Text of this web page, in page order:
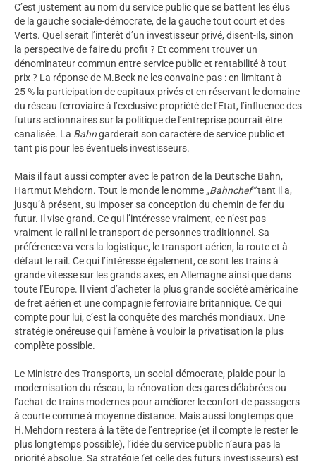
C’est justement au nom du service public que se battent les élus
de la gauche sociale-démocrate, de la gauche tout court et des
Verts. Quel serait l’interêt d’un investisseur privé, disent-ils, sinon
la perspective de faire du profit ? Et comment trouver un
dénominateur commun entre service public et rentabilité à tout
prix ? La réponse de M.Beck ne les convainc pas : en limitant à
25 % la participation de capitaux privés et en réservant le domaine
du réseau ferroviaire à l’exclusive propriété de l’Etat, l’influence des
futurs actionnaires sur la politique de l’entreprise pourrait être
canalisée. La Bahngarderait son caractère de service public et
tant pis pour les éventuels investisseurs.
Mais il faut aussi compter avec le patron de la Deutsche Bahn,
Hartmut Mehdorn. Tout le monde le nomme „Bahnchef“tant il a,
jusqu’à présent, su imposer sa conception du chemin de fer du
futur. Il vise grand. Ce qui l’intéresse vraiment, ce n’est pas
vraiment le rail ni le transport de personnes traditionnel. Sa
préférence va vers la logistique, le transport aérien, la route et à
défaut le rail. Ce qui l’intéresse également, ce sont les trains à
grande vitesse sur les grands axes, en Allemagne ainsi que dans
toute l’Europe. Il vient d’acheter la plus grande société américaine
de fret aérien et une compagnie ferroviaire britannique. Ce qui
compte pour lui, c’est la conquête des marchés mondiaux. Une
stratégie onéreuse qui l’amène à vouloir la privatisation la plus
complète possible.
Le Ministre des Transports, un social-démocrate, plaide pour la
modernisation du réseau, la rénovation des gares délabrées ou
l’achat de trains modernes pour améliorer le confort de passagers
à courte comme à moyenne distance. Mais aussi longtemps que
H.Mehdorn restera à la tête de l’entreprise (et il compte le rester le
plus longtemps possible), l’idée du service public n’aura pas la
priorité absolue. Sa stratégie (et celle des futurs investisseurs) est